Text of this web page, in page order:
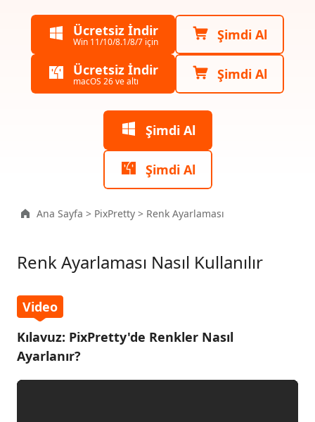
iAnyGo
Ücretsiz İndir
Win 11/10/8.1/8/7 için Şimdi Al
Ücretsiz İndir
macOS 26 ve altı Şimdi Al
Şimdi Al
Şimdi Al
Pixpretty
Nasıl
Kullanılır
Ön
Aracı
Renk
Ayarı
Ana Sayfa > PixPretty > Renk Ayarlaması
Renk Ayarlaması Nasıl Kullanılır
Video
Kılavuz: PixPretty'de Renkler Nasıl
Ayarlanır?